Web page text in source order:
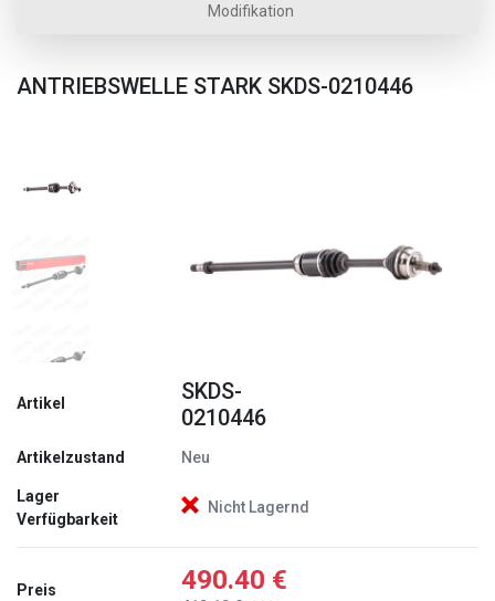
Modifikation
ANTRIEBSWELLE STARK SKDS-0210446
Zurück
Artikel
SKDS-
0210446
Artikelzustand Neu
Lager
Verfügbarkeit
Nicht Lagernd
Preis 490.40 €